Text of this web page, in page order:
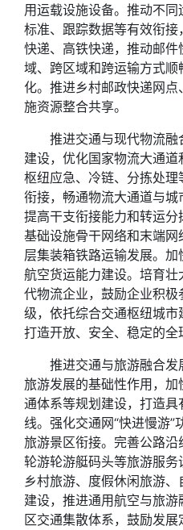
用运载设施设备。推动不
标准、跟踪数据等有效衔
快递、高铁快递，推动邮
域、跨区域和跨运输方式
化。推进乡村邮政快递网
施资源整合共享。
推进交通与现代物流融
建设，优化国家物流大通
枢纽应急、冷链、分拣处
衔接，畅通物流大通道与城
提高干支衔接能力和转运
基础设施骨干网络和末端
层集装箱铁路运输发展。
航空货运能力建设。培育
代物流企业，鼓励企业积
级，依托综合交通枢纽城市
打造开放、安全、稳定的全
推进交通与旅游融合发
旅游发展的基础性作用，
通体系等规划建设，打造
线。强化交通网“快进慢游
旅游景区衔接。完善公路
轮游轮游艇码头等旅游服务
乡村旅游、度假休闲旅游
建设，推进通用航空与旅
区交通集散体系，鼓励发